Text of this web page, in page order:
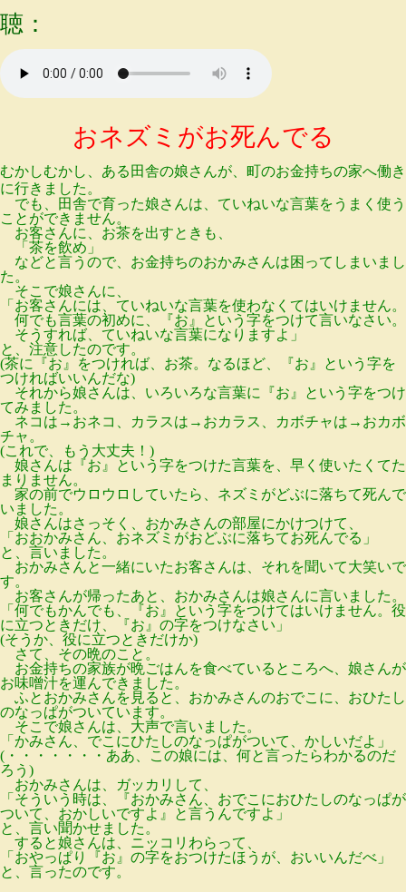
聴：
おネズミがお死んでる
むかしむかし、ある田舎の娘さんが、町のお金持ちの家へ働き
に行きました。
でも、田舎で育った娘さんは、ていねいな言葉をうまく使う
ことができません。
お客さんに、お茶を出すときも、
「茶を飲め」
などと言うので、お金持ちのおかみさんは困ってしまいまし
た。
そこで娘さんに、
「お客さんには、ていねいな言葉を使わなくてはいけません。
何でも言葉の初めに、『お』という字をつけて言いなさい。
そうすれば、ていねいな言葉になりますよ」
と、注意したのです。
(茶に『お』をつければ、お茶。なるほど、『お』という字を
つければいいんだな)
それから娘さんは、いろいろな言葉に『お』という字をつけ
てみました。
ネコは→おネコ、カラスは→おカラス、カボチャは→おカボ
チャ。
(これで、もう大丈夫！)
娘さんは『お』という字をつけた言葉を、早く使いたくてた
まりません。
家の前でウロウロしていたら、ネズミがどぶに落ちて死んで
いました。
娘さんはさっそく、おかみさんの部屋にかけつけて、
「おおかみさん、おネズミがおどぶに落ちてお死んでる」
と、言いました。
おかみさんと一緒にいたお客さんは、それを聞いて大笑いで
す。
お客さんが帰ったあと、おかみさんは娘さんに言いました。
「何でもかんでも、『お』という字をつけてはいけません。役
に立つときだけ、『お』の字をつけなさい」
(そうか、役に立つときだけか)
さて、その晩のこと。
お金持ちの家族が晩ごはんを食べているところへ、娘さんが
お味噌汁を運んできました。
ふとおかみさんを見ると、おかみさんのおでこに、おひたし
のなっぱがついています。
そこで娘さんは、大声で言いました。
「かみさん、でこにひたしのなっぱがついて、かしいだよ」
(・・・・・・・ああ、この娘には、何と言ったらわかるのだ
ろう)
おかみさんは、ガッカリして、
「そういう時は、『おかみさん、おでこにおひたしのなっぱが
ついて、おかしいですよ』と言うんですよ」
と、言い聞かせました。
すると娘さんは、ニッコリわらって、
「おやっぱり『お』の字をおつけたほうが、おいいんだべ」
と、言ったのです。